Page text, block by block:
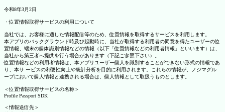
令和8年3月2日
・位置情報取得サービスの利用について
当社では、お客様に適した情報配信等のため、位置情報を取得するサービスを利用します。
本アプリのバックグラウンド時及び起動時に、当社が取得する利用者の同意を得たユーザーの位
置情報、端末の個体識別情報などの情報（以下「位置情報などの利用者情報」といいます）は、
当社から第三者へ提供を行う場合があります（下記ご参照下さい）。
位置情報などの利用者情報は、本アプリユーザー個人を識別することができない形式の情報であ
り、本サ ービスの利便性向上や統計分析を目的に利用されます。これらの情報が、ノジマグル
ープにおいて個人情報と連携される場合は、個人情報として取扱うものとします。
＜位置情報取得サービスの名称＞
Profile Passport SDK
＜情報送信先＞